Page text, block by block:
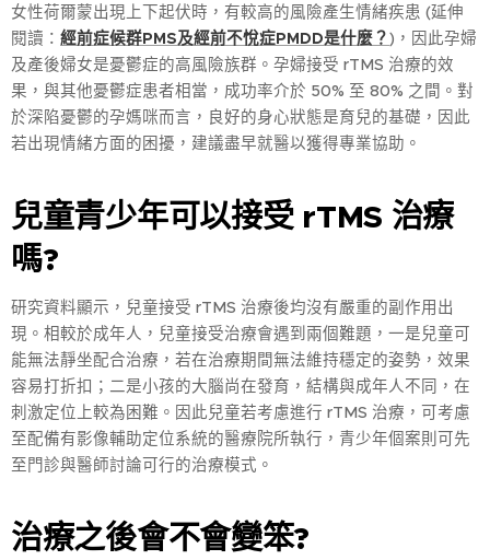
女性荷爾蒙出現上下起伏時，有較高的風險產生情緒疾患 (延伸
閱讀： 經前症候群PMS及經前不悅症PMDD是什麼？)，因此孕婦
及產後婦女是憂鬱症的高風險族群。孕婦接受 rTMS 治療的效
果，與其他憂鬱症患者相當，成功率介於 50% 至 80% 之間。對
於深陷憂鬱的孕媽咪而言，良好的身心狀態是育兒的基礎，因此
若出現情緒方面的困擾，建議盡早就醫以獲得專業協助。
兒童青少年可以接受 rTMS 治療
嗎?
研究資料顯示，兒童接受 rTMS 治療後均沒有嚴重的副作用出
現。相較於成年人，兒童接受治療會遇到兩個難題，一是兒童可
能無法靜坐配合治療，若在治療期間無法維持穩定的姿勢，效果
容易打折扣；二是小孩的大腦尚在發育，結構與成年人不同，在
刺激定位上較為困難。因此兒童若考慮進行 rTMS 治療，可考慮
至配備有影像輔助定位系統的醫療院所執行，青少年個案則可先
至門診與醫師討論可行的治療模式。
治療之後會不會變笨?